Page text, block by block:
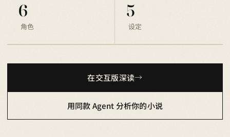
6
角色
5
设定
在交互版深读
用同款 Agent 分析你的小说